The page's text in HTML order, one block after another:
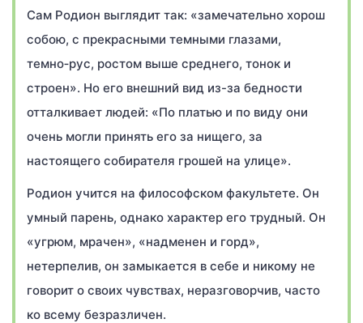
Сам Родион выглядит так: «замечательно хорош
собою, с прекрасными темными глазами,
темно‑рус, ростом выше среднего, тонок и
строен». Но его внешний вид из-за бедности
отталкивает людей: «По платью и по виду они
очень могли принять его за нищего, за
настоящего собирателя грошей на улице».
Родион учится на философском факультете. Он
умный парень, однако характер его трудный. Он
«угрюм, мрачен», «надменен и горд»,
нетерпелив, он замыкается в себе и никому не
говорит о своих чувствах, неразговорчив, часто
ко всему безразличен.